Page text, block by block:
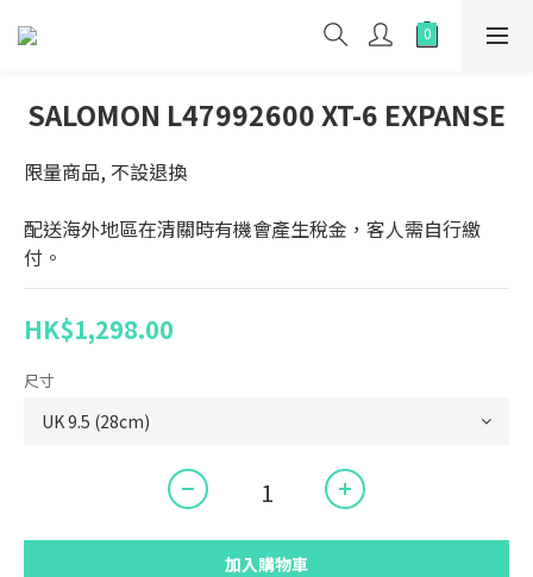
SALOMON L47992600 XT-6 EXPANSE
限量商品, 不設退換
配送海外地區在清關時有機會產生稅金，客人需自行繳
付。
HK$1,298.00
尺寸
加入購物車